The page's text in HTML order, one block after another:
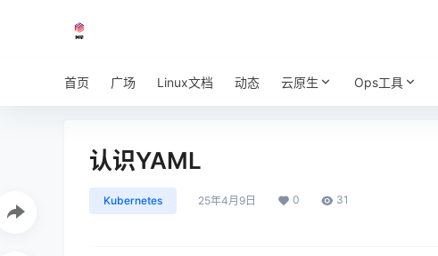
首页 广场 Linux文档 动态 云原生 Ops工具
认识YAML
Kubernetes 25年4月9日 0 31